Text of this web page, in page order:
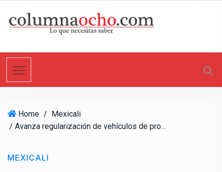
t
Home / Mexicali
/ Avanza regularización de vehículos de procedencia extranjera a 336 mil: SATBC
MEXICALI